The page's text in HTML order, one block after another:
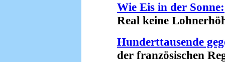
Wie Eis in der Sonne:
Real keine
Hunderttausende
der französischen